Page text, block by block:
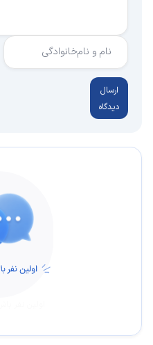
نام و نام‌خانوادگی
ارسال
دیدگاه